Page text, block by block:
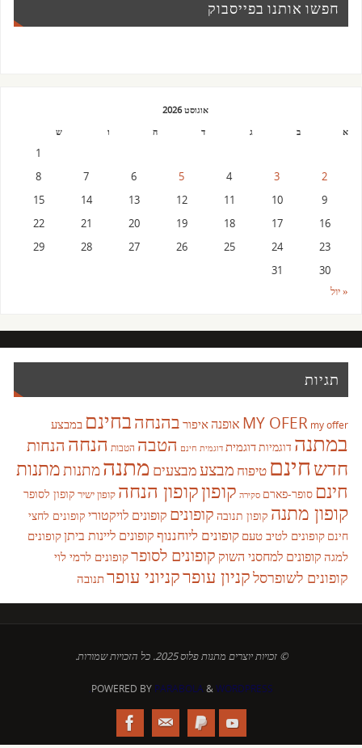
חפשו אותנו בפייסבוק
אוגוסט 2026
א
ב ג ד ה ו ש
1
2
3
4
5
6
7
8
9
10
11
12
13
14
15
16
17
18
19
20
21
22
23
24
25
26
27
28
29
30
31
« יול
תגיות
MY OFER my offer אופנהאיפור בהנחהבחינם במבצע
במתנה דוגמיותדוגמית דוגמית חינם הטבה הטבות הנחה הנחות
חדשחינם טיפוח מבצעמבצעים מתנהמתנותמתנות
חינם סופר-פארם סקירה קופוןקופון הנחה קופון ישיר קופון לסופר
קופון מתנה קופון תנובה קופונים קופונים לויקטורי קופונים לחצי
חינם קופונים לטיב טעם קופונים ליוחננוףקופונים ליינות ביתןקופונים
למגה קופונים למחסני השוק קופונים לסופרקופונים לרמי לוי
קופונים לשופרסלקניון עופרקניוני עופרתנובה
© זכויות יוצרים מתנות פלוס 2025. כל הזכויות שמורות.
POWERED BY PARABOLA&WORDPRESS.